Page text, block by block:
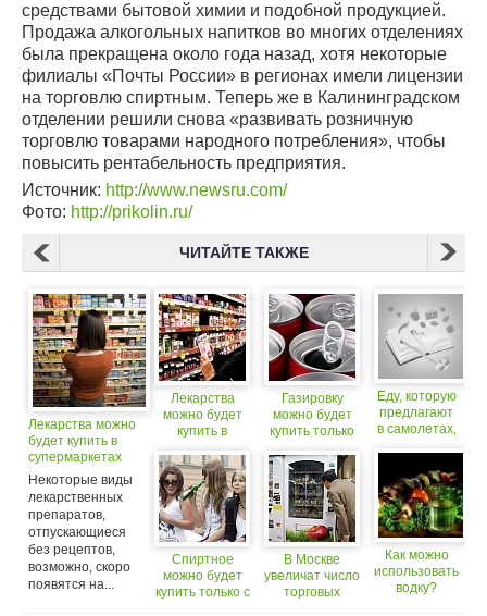
средствами бытовой химии и подобной продукцией.
Продажа алкогольных напитков во многих отделениях
была прекращена около года назад, хотя некоторые
филиалы «Почты России» в регионах имели лицензии
на торговлю спиртным. Теперь же в Калининградском
отделении решили снова «развивать розничную
торговлю товарами народного потребления», чтобы
повысить рентабельность предприятия.
Источник: http://www.newsru.com/
Фото: http://prikolin.ru/
ЧИТАЙТЕ ТАКЖЕ
Лекарства можно
будет купить в
супермаркетах
Некоторые виды
лекарственных
препаратов,
отпускающиеся
без рецептов,
возможно, скоро
появятся на...
Лекарства
можно будет
купить в
Спиртное
можно будет
купить только с
Газировку
можно будет
купить только
В Москве
увеличат число
торговых
Еду, которую
предлагают
в самолетах,
в магазинах
Как можно
использовать
водку?